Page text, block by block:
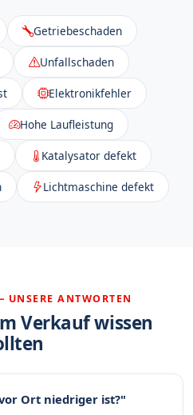
Getriebeschaden
Unfallschaden
Elektronikfehler
Hohe Laufleistung
Katalysator defekt
Lichtmaschine defekt
ANTWORTEN
Verkauf wissen
Ort niedriger ist?"